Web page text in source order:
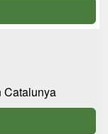
Catalunya